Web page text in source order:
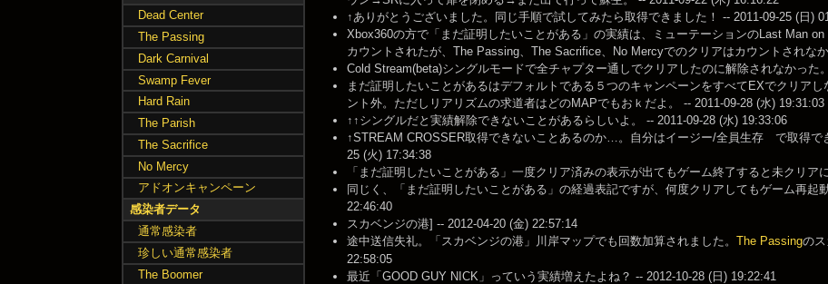
↑ありがとうございました。同じ手順で試してみたら取得できました！ -- 2011-09-25 (日)
Xbox360の方で「まだ証明したいことがある」の実績は、ミューテーションのLast Man
カウントされたが、The Passing、The Sacrifice、No Mercyでのクリアはカウントされな
Cold Stream(beta)シングルモードで全チャプター通しでクリアしたのに解除されなかった
まだ証明したいことがあるはデフォルトである５つのキャンペーンをすべてEXでクリア
ント外。ただしリアリズムの求道者はどのMAPでもおｋだよ。 -- 2011-09-28 (水) 19:31:03
↑↑シングルだと実績解除できないことがあるらしいよ。 -- 2011-09-28 (水) 19:33:06
↑STREAM CROSSER取得できないことあるのか…。自分はイージー/全員生存 で取得で
25 (火) 17:34:38
「まだ証明したいことがある」一度クリア済みの表示が出てもゲーム終了すると未クリア
同じく、「まだ証明したいことがある」の経過表記ですが、何度クリアしてもゲーム再起
22:46:40
スカベンジの港] -- 2012-04-20 (金) 22:57:14
途中送信失礼。「スカベンジの港」川岸マップでも回数加算されました。 The Passingの
22:58:05
最近「GOOD GUY NICK」っていう実績増えたよね？ -- 2012-10-28 (日) 19:22:41
Dead Center
The Passing
Dark Carnival
Swamp Fever
Hard Rain
The Parish
The Sacrifice
No Mercy
アドオンキャンペーン
感染者データ
通常感染者
珍しい通常感染者
The Boomer